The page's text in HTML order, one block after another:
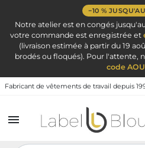
−10 %
Notre atelier est en congés
votre commande est enregistrée et
(livraison estimée à partir du 19
brodés ou floqués). Pour l'attente,
code
Fabricant de vêtements de travail depuis

Vêtement de travail Vêtements de